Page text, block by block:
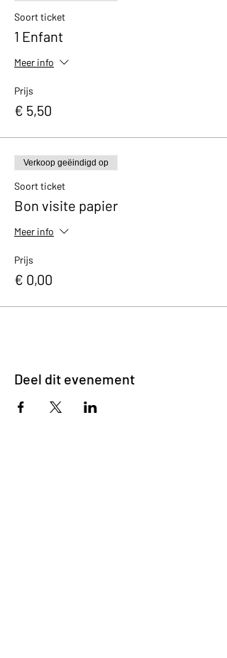
Soort ticket
1 Enfant
Meer info
Prijs
€ 5,50
Verkoop geëindigd op
Soort ticket
Bon visite papier
Meer info
Prijs
€ 0,00
Deel dit evenement